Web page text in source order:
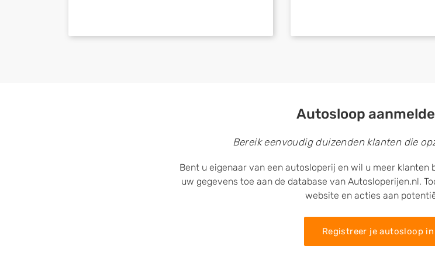
Autosloop
Bereik eenvoudig duizenden klanten die
Bent u eigenaar van een autosloperij en wil u meer klanten
uw gegevens toe aan de database van Autosloperijen.nl.
website en acties aan
Registreer je autosloop